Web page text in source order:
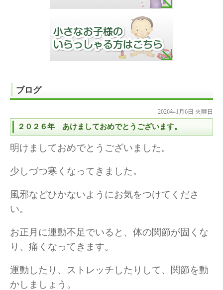
ブログ
2026年1月6日 火曜日
２０２６年 あけましておめでとうございます。
明けましておめでとうございました。
少しづつ寒くなってきました。
風邪などひかないようにお気をつけてくださ
い。
お正月に運動不足でいると、体の関節が固くな
り、痛くなってきます。
運動したり、ストレッチしたりして、関節を動
かしましょう。